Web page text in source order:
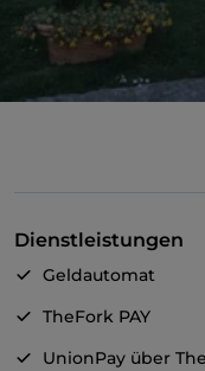
Dienstleistungen
Geldautomat
TheFork PAY
UnionPay über